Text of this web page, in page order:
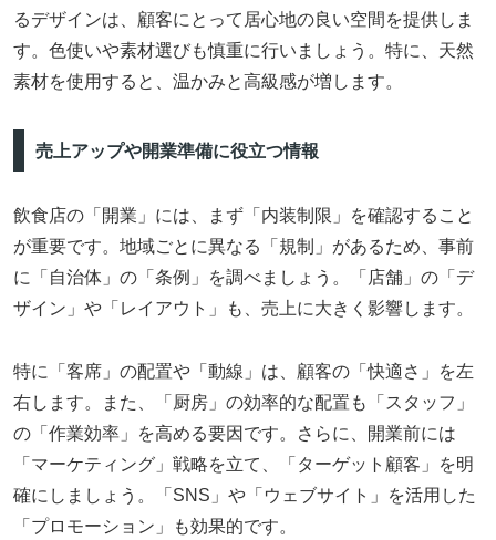
るデザインは、顧客にとって居心地の良い空間を提供しま
す。色使いや素材選びも慎重に行いましょう。特に、天然
素材を使用すると、温かみと高級感が増します。
売上アップや開業準備に役立つ情報
飲食店の「開業」には、まず「内装制限」を確認すること
が重要です。地域ごとに異なる「規制」があるため、事前
に「自治体」の「条例」を調べましょう。「店舗」の「デ
ザイン」や「レイアウト」も、売上に大きく影響します。
特に「客席」の配置や「動線」は、顧客の「快適さ」を左
右します。また、「厨房」の効率的な配置も「スタッフ」
の「作業効率」を高める要因です。さらに、開業前には
「マーケティング」戦略を立て、「ターゲット顧客」を明
確にしましょう。「SNS」や「ウェブサイト」を活用した
「プロモーション」も効果的です。